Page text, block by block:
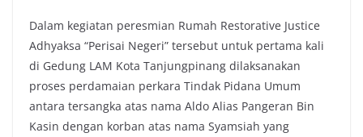
Dalam kegiatan peresmian Rumah Restorative Justice
Adhyaksa “Perisai Negeri” tersebut untuk pertama kali
di Gedung LAM Kota Tanjungpinang dilaksanakan
proses perdamaian perkara Tindak Pidana Umum
antara tersangka atas nama Aldo Alias Pangeran Bin
Kasin dengan korban atas nama Syamsiah yang